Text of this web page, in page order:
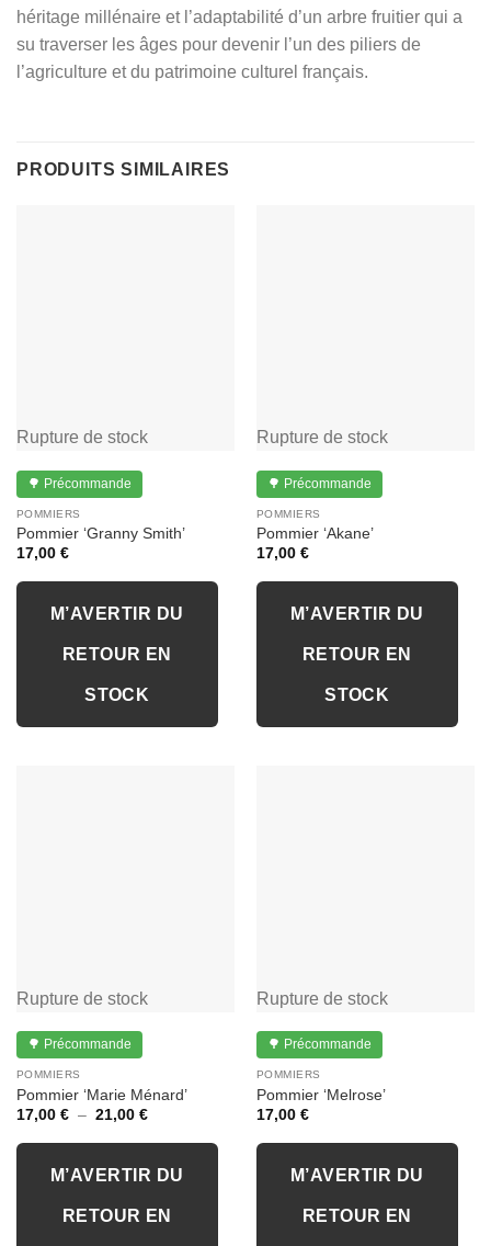
héritage millénaire et l’adaptabilité d’un arbre fruitier qui a
su traverser les âges pour devenir l’un des piliers de
l’agriculture et du patrimoine culturel français.
PRODUITS SIMILAIRES
Rupture de stock
🌳 Précommande
POMMIERS
Pommier ‘Granny Smith’
17,00 €
M’AVERTIR DU
RETOUR EN
STOCK
Rupture de stock
🌳 Précommande
POMMIERS
Pommier ‘Akane’
17,00 €
M’AVERTIR DU
RETOUR EN
STOCK
Rupture de stock
🌳 Précommande
POMMIERS
Pommier ‘Marie Ménard’
17,00 € – 21,00 €Plage
prix :
à
21,00 €
M’AVERTIR DU
RETOUR EN
Rupture de stock
🌳 Précommande
POMMIERS
Pommier ‘Melrose’
17,00 €
M’AVERTIR DU
RETOUR EN